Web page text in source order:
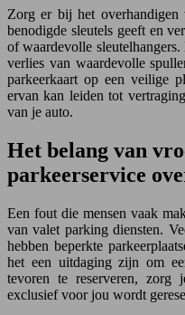
Zorg er bij het
benodigde sleutels geeft en
of waardevolle
verlies van waardevolle
parkeerkaart op een veilige
ervan kan leiden tot
van je auto.
Het belang van
parkeerservice
Een fout die mensen vaak
van valet parking diensten.
hebben beperkte
het een uitdaging zijn om
tevoren te reserveren, zorg
exclusief voor jou wordt